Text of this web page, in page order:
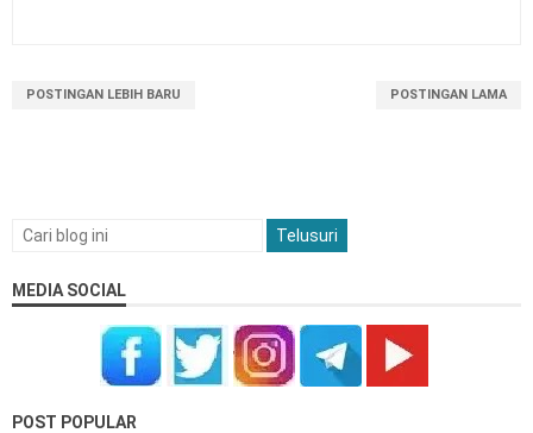
POSTINGAN LEBIH BARU POSTINGAN LAMA
MEDIA SOCIAL
POST POPULAR